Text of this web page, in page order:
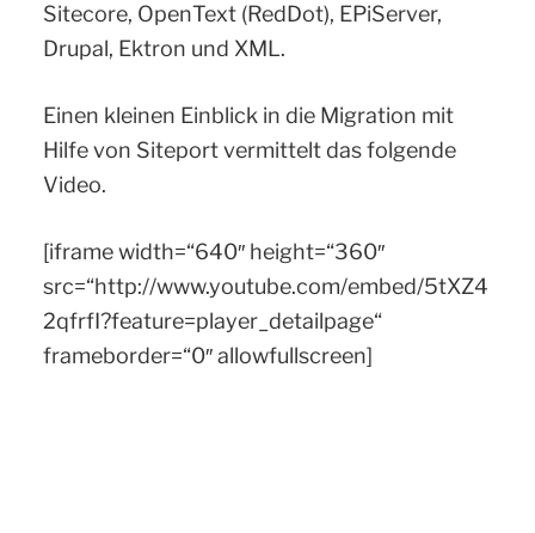
Sitecore, OpenText (RedDot), EPiServer,
Drupal, Ektron und XML.
Einen kleinen Einblick in die Migration mit
Hilfe von Siteport vermittelt das folgende
Video.
[iframe width=“640″ height=“360″
src=“http://www.youtube.com/embed/5tXZ4
2qfrfI?feature=player_detailpage“
frameborder=“0″ allowfullscreen]